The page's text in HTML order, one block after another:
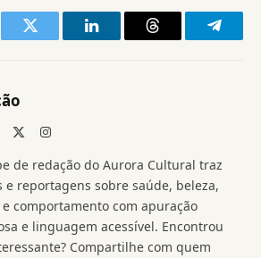
Twitter LinkedInThreads
Instagram
de redação do Aurora Cultural traz
e reportagens sobre saúde, beleza,
comportamento com apuração
e linguagem acessível. Encontrou
Compartilhe com quem